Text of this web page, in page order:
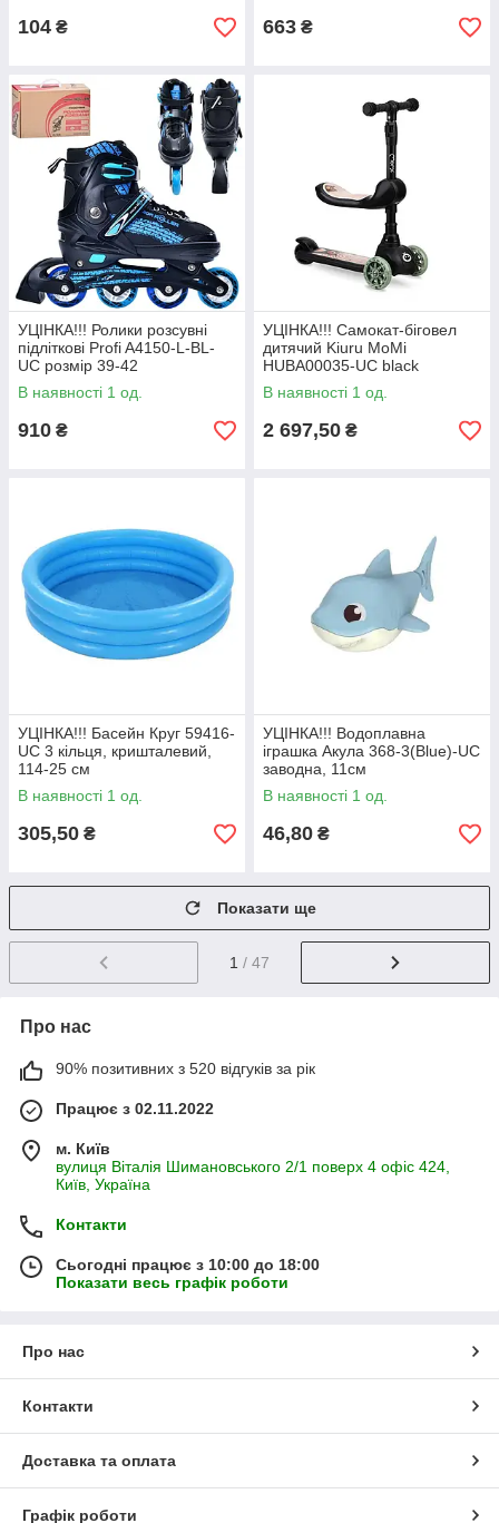
104 ₴ 663 ₴
УЦІНКА!!! Ролики розсувні
підліткові Profi A4150-L-BL-
UC розмір 39-42
В наявності 1 од.
910 ₴
УЦІНКА!!! Самокат-біговел
дитячий Kiuru MoMi
HUBA00035-UC black
В наявності 1 од.
2 697,50 ₴
УЦІНКА!!! Басейн Круг 59416-
UC 3 кільця, кришталевий,
114-25 см
В наявності 1 од.
305,50 ₴
УЦІНКА!!! Водоплавна
іграшка Акула 368-3(Blue)-UC
заводна, 11см
В наявності 1 од.
46,80 ₴
Показати ще
1 / 47
Про нас
90% позитивних з 520 відгуків за рік
Працює з 02.11.2022
м. Київ
вулиця Віталія Шимановського 2/1 поверх 4 офіс 424,
Київ, Україна
Контакти
Сьогодні працює з 10:00 до 18:00
Показати весь графік роботи
Про нас
Контакти
Доставка та оплата
Графік роботи